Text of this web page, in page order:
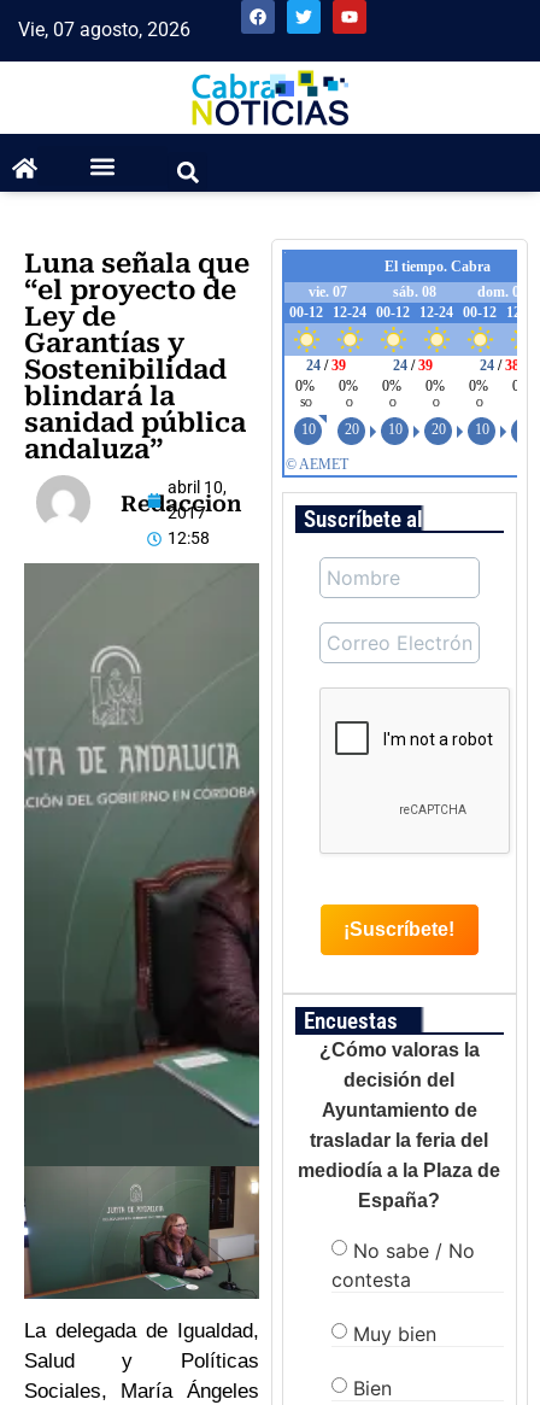
Vie, 07 agosto, 2026
Luna señala que
“el proyecto de
Ley de
Garantías y
Sostenibilidad
blindará la
sanidad pública
andaluza”
Redaccion
abril 10,
2017
12:58
La delegada de Igualdad,
Salud y Políticas
Sociales, María Ángeles
Suscríbete al boletín
Encuestas
¿Cómo valoras la
decisión del
Ayuntamiento de
trasladar la feria del
mediodía a la Plaza de
España?
No sabe / No
contesta
Muy bien
Bien